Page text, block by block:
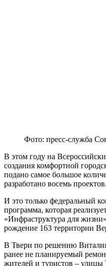
Фото: пресс-служба
В этом году на
создания комфортной
подано самое большое
разработано восемь проектов.
И это только федеральный
программа, которая
«Инфраструктура для
рождение 163 территории
В Твери по решению
ранее не планируемый
жителей и туристов – улицы